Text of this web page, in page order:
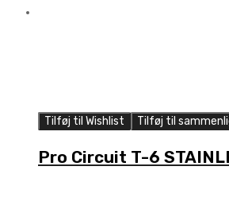
Tilføj til Wishlist Tilføj til
Pro Circuit T-6